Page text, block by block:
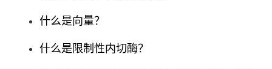
什么是向量？
什么是限制性内切酶？